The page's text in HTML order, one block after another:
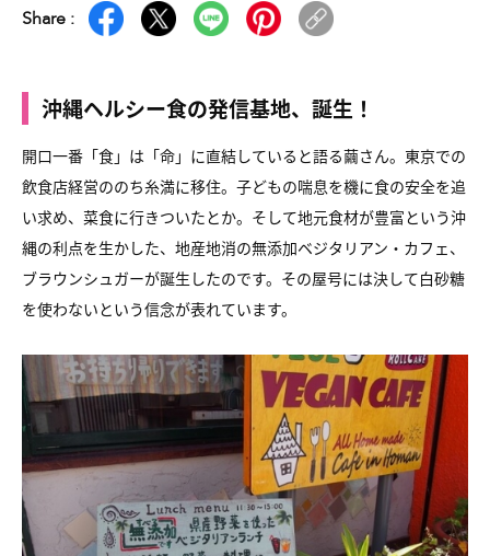
Share :
沖縄ヘルシー食の発信基地、誕生！
開口一番「食」は「命」に直結していると語る繭さん。東京での
飲食店経営ののち糸満に移住。子どもの喘息を機に食の安全を追
い求め、菜食に行きついたとか。そして地元食材が豊富という沖
縄の利点を生かした、地産地消の無添加ベジタリアン・カフェ、
ブラウンシュガーが誕生したのです。その屋号には決して白砂糖
を使わないという信念が表れています。